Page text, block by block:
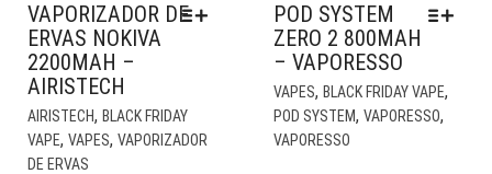
VAPORIZADOR DE
ERVAS NOKIVA
2200MAH –
AIRISTECH
AIRISTECH, BLACK FRIDAY
VAPE, VAPES, VAPORIZADOR
DE ERVAS
PRODUTO
POD SYSTEM
ZERO 2 800MAH
– VAPORESSO
VAPES, BLACK FRIDAY VAPE,
POD SYSTEM, VAPORESSO,
VAPORESSO